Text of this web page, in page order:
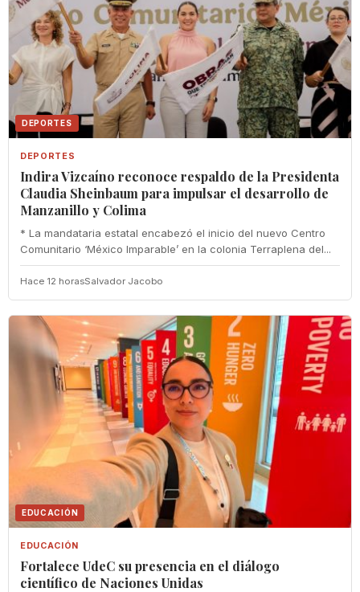
DEPORTES
DEPORTES
Indira Vizcaíno reconoce respaldo de la Presidenta
Claudia Sheinbaum para impulsar el desarrollo de
Manzanillo y Colima
* La mandataria estatal encabezó el inicio del nuevo Centro
Comunitario ‘México Imparable’ en la colonia Terraplena del...
Hace 12 horasSalvador Jacobo
EDUCACIÓN
EDUCACIÓN
Fortalece UdeC su presencia en el diálogo
científico de Naciones Unidas